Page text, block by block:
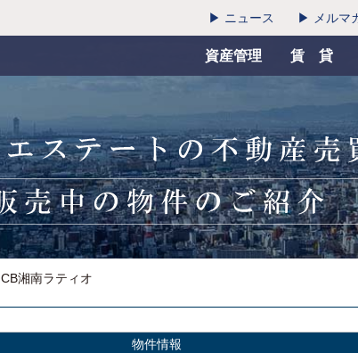
▶ ニュース ▶ メルマ
資産管理 賃 貸
CB湘南ラティオ
物件情報